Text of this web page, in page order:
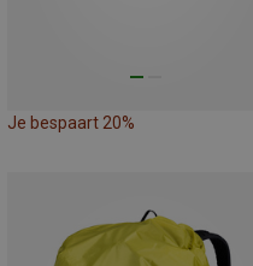
Je bespaart 20%